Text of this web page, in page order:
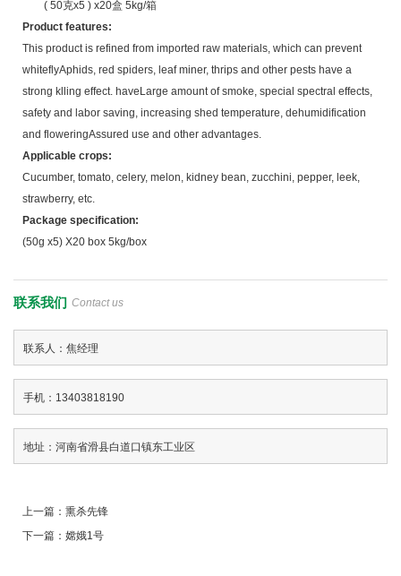
( 50克x5 ) x20盒 5kg/箱
Product features:
This product is refined from imported raw materials, which can prevent
whiteflyAphids, red spiders, leaf miner, thrips and other pests have a
strong klling effect. haveLarge amount of smoke, special spectral effects,
safety and labor saving, increasing shed temperature, dehumidification
and floweringAssured use and other advantages.
Applicable crops:
Cucumber, tomato, celery, melon, kidney bean, zucchini, pepper, leek,
strawberry, etc.
Package specification:
(50g x5) X20 box 5kg/box
联系我们 Contact us
联系人：焦经理
手机：13403818190
地址：河南省滑县白道口镇东工业区
上一篇： 熏杀先锋
下一篇： 嫦娥1号